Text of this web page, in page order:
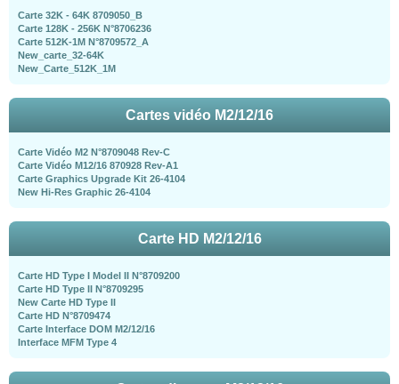
Carte 32K - 64K 8709050_B
Carte 128K - 256K N°8706236
Carte 512K-1M N°8709572_A
New_carte_32-64K
New_Carte_512K_1M
Cartes vidéo M2/12/16
Carte Vidéo M2 N°8709048 Rev-C
Carte Vidéo M12/16 870928 Rev-A1
Carte Graphics Upgrade Kit 26-4104
New Hi-Res Graphic 26-4104
Carte HD M2/12/16
Carte HD Type I Model II N°8709200
Carte HD Type II N°8709295
New Carte HD Type II
Carte HD N°8709474
Carte Interface DOM M2/12/16
Interface MFM Type 4